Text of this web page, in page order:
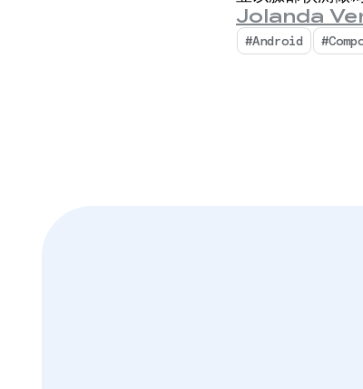
Jolanda
#Android